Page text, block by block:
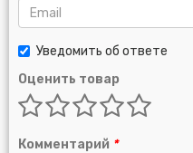
Уведомить об ответе
Оценить товар
Комментарий *